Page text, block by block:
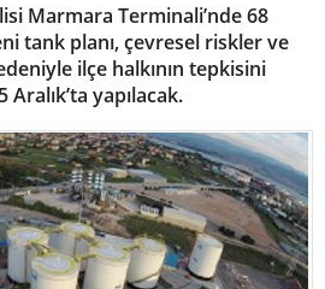
Marmara Terminali’nde 68
tank planı, çevresel riskler ve
ilçe halkının tepkisini
yapılacak.